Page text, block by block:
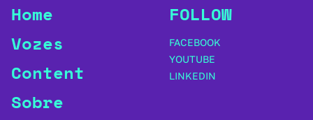
Home
Vozes
Content
Sobre
FOLLOW
FACEBOOK
YOUTUBE
LINKEDIN